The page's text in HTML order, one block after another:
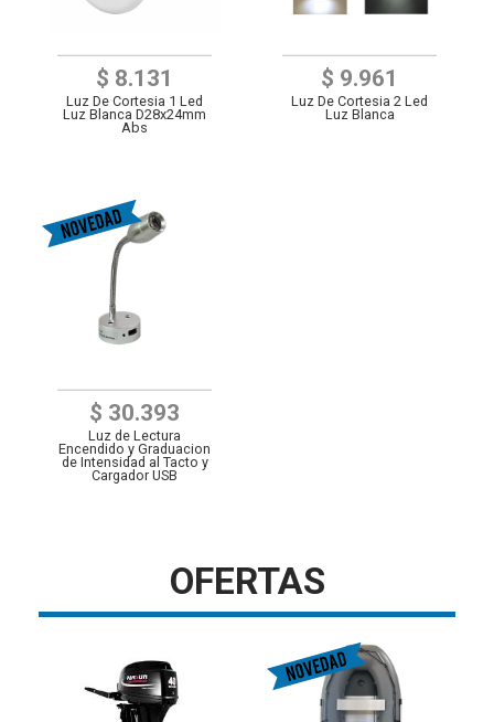
$ 8.131
Luz De Cortesia 1 Led
Luz Blanca D28x24mm
Abs
$ 9.961
Luz De Cortesia 2 Led
Luz Blanca
$ 30.393
Luz de Lectura
Encendido y Graduacion
de Intensidad al Tacto y
Cargador USB
OFERTAS